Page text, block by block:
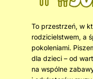
To przestrzeń, w
rodzicielstwem, a
pokoleniami.
dla dzieci – od
na wspólne